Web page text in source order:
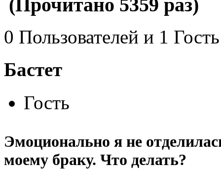
(Прочитано 5359 раз)
0 Пользователей и 1
Бастет
Гость
Эмоционально я не
моему браку. Что делать?